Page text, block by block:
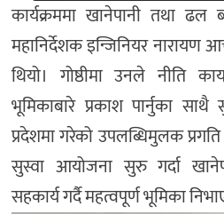
कार्यक्रममा खानेपानी तथा ढल
महानिर्देशक इन्जिनियर नारायण
थियो। गोष्ठीमा उनले नीति
भूमिकाबारे प्रकाश पार्नुका
प्रदेशमा गरेको उपलब्धिमुलक प्रगति
सुस्वा आयोजना सुरु गर्दा
सहकार्य गर्दै महत्वपूर्ण भूमिका